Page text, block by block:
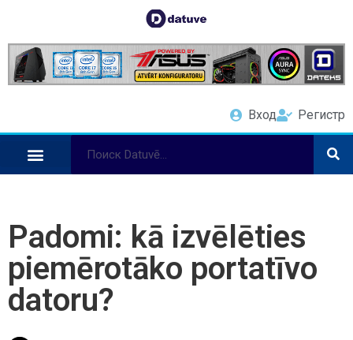
Вход Регистр
Padomi: kā izvēlēties
piemērotāko portatīvo
datoru?